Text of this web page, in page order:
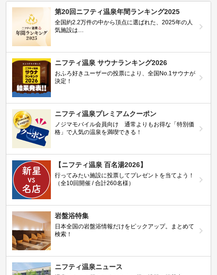
第20回ニフティ温泉年間ランキング2025
全国約2.2万件の中から頂点に選ばれた、2025年の人
気施設は…
ニフティ温泉 サウナランキング2026
おふろ好きユーザーの投票により、全国No.1サウナが
決定！
ニフティ温泉プレミアムクーポン
ノジマモバイル会員向け 通常よりもお得な「特別価
格」で人気の温泉を満喫できる！
【ニフティ温泉 百名湯2026】
行ってみたい施設に投票してプレゼントを当てよう！
（全10回開催 / 合計260名様）
岩盤浴特集
日本全国の岩盤浴情報だけをピックアップ。まとめて
検索！
ニフティ温泉ニュース